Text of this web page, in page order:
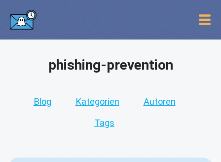
phishing-prevention
Blog Kategorien Autoren
Tags